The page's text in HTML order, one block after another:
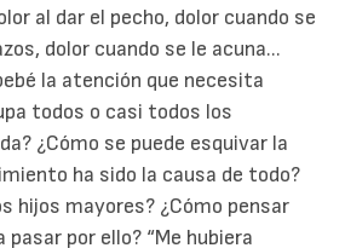
al dar el pecho, dolor cuando se
dolor cuando se le acuna...
la atención que necesita
todos o casi todos los
¿Cómo se puede esquivar la
ha sido la causa de todo?
hijos mayores? ¿Cómo pensar
por ello? “Me hubiera